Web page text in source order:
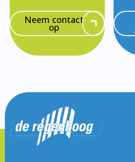
Neem contact
op